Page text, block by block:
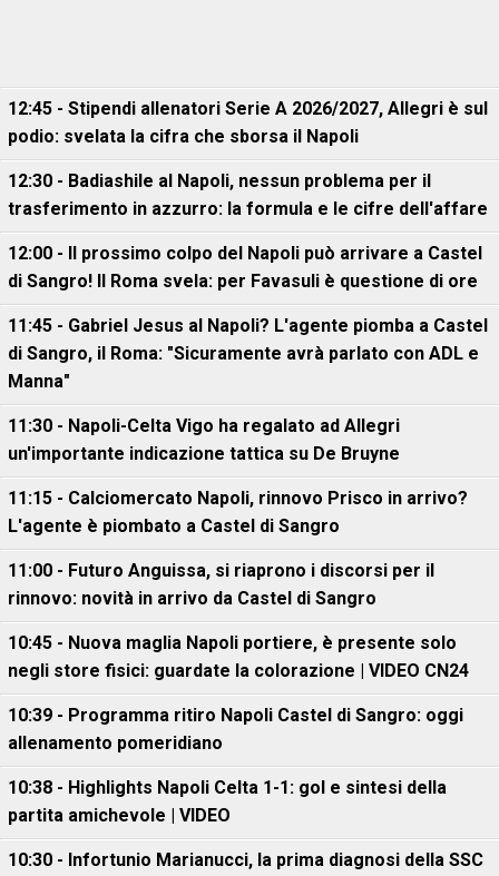
12:45 - Stipendi allenatori Serie A 2026/2027, Allegri è sul
podio: svelata la cifra che sborsa il Napoli
12:30 - Badiashile al Napoli, nessun problema per il
trasferimento in azzurro: la formula e le cifre dell'affare
12:00 - Il prossimo colpo del Napoli può arrivare a Castel
di Sangro! Il Roma svela: per Favasuli è questione di ore
11:45 - Gabriel Jesus al Napoli? L'agente piomba a Castel
di Sangro, il Roma: "Sicuramente avrà parlato con ADL e
Manna"
11:30 - Napoli-Celta Vigo ha regalato ad Allegri
un'importante indicazione tattica su De Bruyne
11:15 - Calciomercato Napoli, rinnovo Prisco in arrivo?
L'agente è piombato a Castel di Sangro
11:00 - Futuro Anguissa, si riaprono i discorsi per il
rinnovo: novità in arrivo da Castel di Sangro
10:45 - Nuova maglia Napoli portiere, è presente solo
negli store fisici: guardate la colorazione | VIDEO CN24
10:39 - Programma ritiro Napoli Castel di Sangro: oggi
allenamento pomeridiano
10:38 - Highlights Napoli Celta 1-1: gol e sintesi della
partita amichevole | VIDEO
10:30 - Infortunio Marianucci, la prima diagnosi della SSC